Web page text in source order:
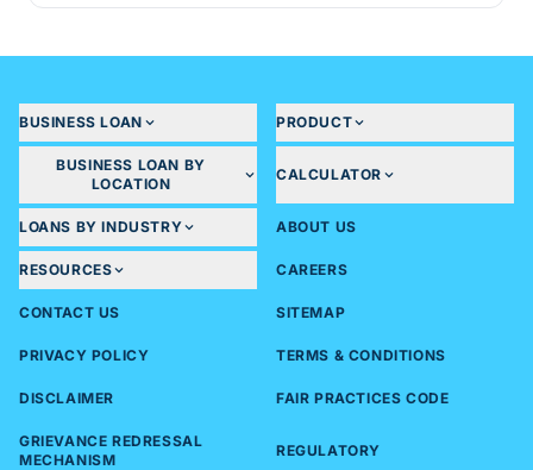
BUSINESS LOAN PRODUCT
BUSINESS LOAN BY
LOCATION
CALCULATOR
LOANS BY INDUSTRY ABOUT US
RESOURCES CAREERS
CONTACT US SITEMAP
PRIVACY POLICY TERMS & CONDITIONS
DISCLAIMER FAIR PRACTICES CODE
GRIEVANCE REDRESSAL
MECHANISM
REGULATORY